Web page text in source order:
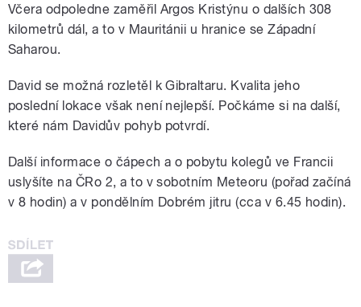
Včera odpoledne zaměřil Argos Kristýnu o dalších 308
kilometrů dál, a to v Mauritánii u hranice se Západní
Saharou.
David se možná rozletěl k Gibraltaru. Kvalita jeho
poslední lokace však není nejlepší. Počkáme si na další,
které nám Davidův pohyb potvrdí.
Další informace o čápech a o pobytu kolegů ve Francii
uslyšíte na ČRo 2, a to v sobotním Meteoru (pořad začíná
v 8 hodin) a v pondělním Dobrém jitru (cca v 6.45 hodin).